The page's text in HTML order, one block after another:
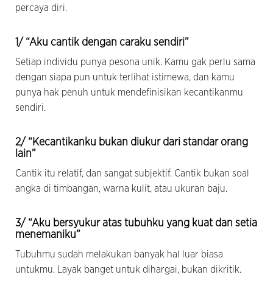
percaya diri.
1/ “Aku cantik dengan caraku sendiri”
Setiap individu punya pesona unik. Kamu gak perlu sama
dengan siapa pun untuk terlihat istimewa, dan kamu
punya hak penuh untuk mendefinisikan kecantikanmu
sendiri.
2/ “Kecantikanku bukan diukur dari standar orang
lain”
Cantik itu relatif, dan sangat subjektif. Cantik bukan soal
angka di timbangan, warna kulit, atau ukuran baju.
3/ “Aku bersyukur atas tubuhku yang kuat dan setia
menemaniku”
Tubuhmu sudah melakukan banyak hal luar biasa
untukmu. Layak banget untuk dihargai, bukan dikritik.